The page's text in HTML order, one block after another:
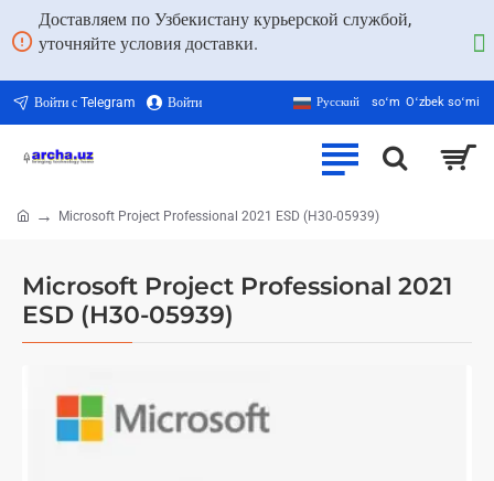
Доставляем по Узбекистану курьерской службой,
уточняйте условия доставки.
Войти с Telegram Войти Русский soʻm Oʻzbek soʻmi
Microsoft Project Professional 2021
ESD (H30-05939)
Microsoft Project Professional 2021 ESD (H30-05939)